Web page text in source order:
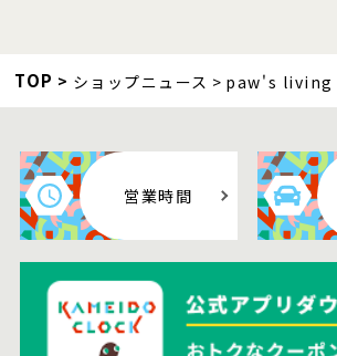
TOP ショップニュース paw's living
営業時間